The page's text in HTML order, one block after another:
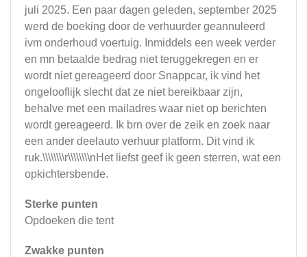
juli 2025. Een paar dagen geleden, september 2025
werd de boeking door de verhuurder geannuleerd
ivm onderhoud voertuig. Inmiddels een week verder
en mn betaalde bedrag niet teruggekregen en er
wordt niet gereageerd door Snappcar, ik vind het
ongelooflijk slecht dat ze niet bereikbaar zijn,
behalve met een mailadres waar niet op berichten
wordt gereageerd. Ik brn over de zeik en zoek naar
een ander deelauto verhuur platform. Dit vind ik
ruk.\\\\\\\\r\\\\\\\\nHet liefst geef ik geen sterren, wat een
opkichtersbende.
Sterke punten
Opdoeken die tent
Zwakke punten